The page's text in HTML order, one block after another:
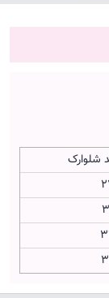
شلوارک